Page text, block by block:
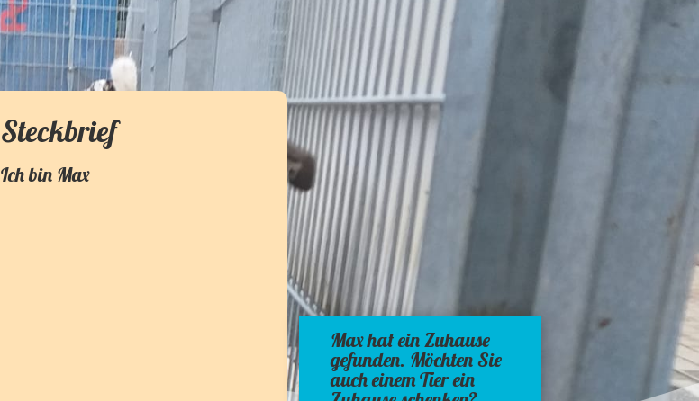
Steckbrief
Ich bin Max
Max hat ein Zuhause
gefunden. Möchten Sie
auch einem Tier ein